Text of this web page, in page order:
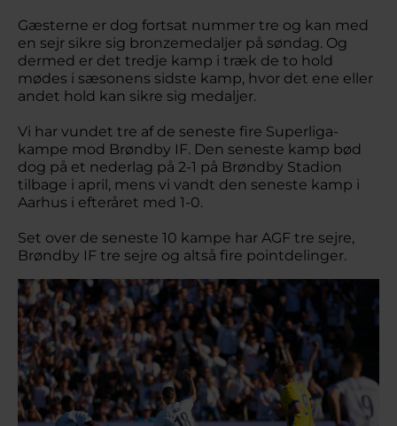
Gæsterne er dog fortsat nummer tre og kan med
en sejr sikre sig bronzemedaljer på søndag. Og
dermed er det tredje kamp i træk de to hold
mødes i sæsonens sidste kamp, hvor det ene eller
andet hold kan sikre sig medaljer.
Vi har vundet tre af de seneste fire Superliga-
kampe mod Brøndby IF. Den seneste kamp bød
dog på et nederlag på 2-1 på Brøndby Stadion
tilbage i april, mens vi vandt den seneste kamp i
Aarhus i efteråret med 1-0.
Set over de seneste 10 kampe har AGF tre sejre,
Brøndby IF tre sejre og altså fire pointdelinger.